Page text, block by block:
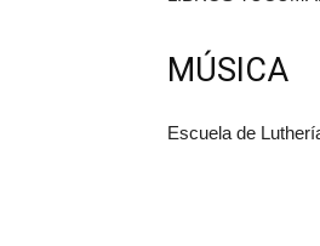
MÚSICA
Escuela de